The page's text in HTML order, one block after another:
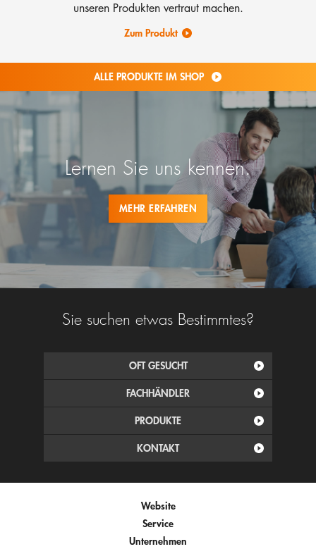
unseren Produkten vertraut machen.
Zum Produkt
ALLE PRODUKTE IM SHOP
Lernen Sie uns kennen.
MEHR ERFAHREN
Sie suchen etwas Bestimmtes?
OFT GESUCHT
FACHHÄNDLER
PRODUKTE
KONTAKT
Website
Service
Unternehmen